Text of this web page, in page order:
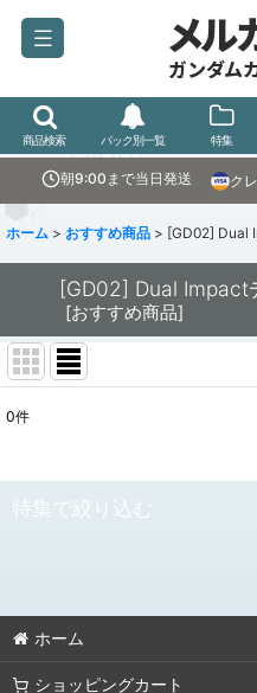
メル
ガンダム
商品検索 パック別一覧 特集
朝9:00まで当日発送 ク
ホーム > おすすめ商品 > [GD02] Dual
[GD02] Dual Impact
[おすすめ商品]
並び順 :
0件
特集で絞り込む
[EB01］Eternal Nexus エターナ
ホーム
ショッピングカート